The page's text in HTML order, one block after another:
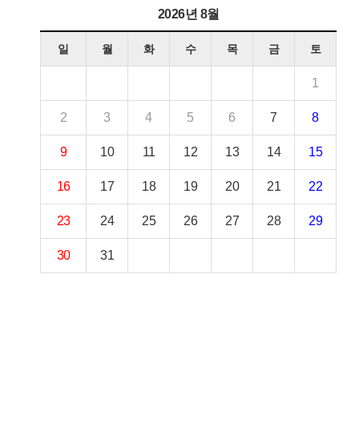
2026년 8월
일 월 화 수 목 금 토
1
2 3 4 5 6 7 8
9 10 11 12 13 14 15
16 17 18 19 20 21 22
23 24 25 26 27 28 29
30 31